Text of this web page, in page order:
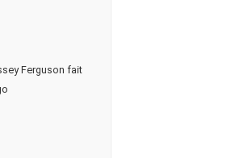
Ferguson fait